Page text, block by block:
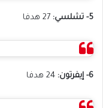
5- تشلسي: 27 هدفا
6- إيفرتون: 24 هدفا